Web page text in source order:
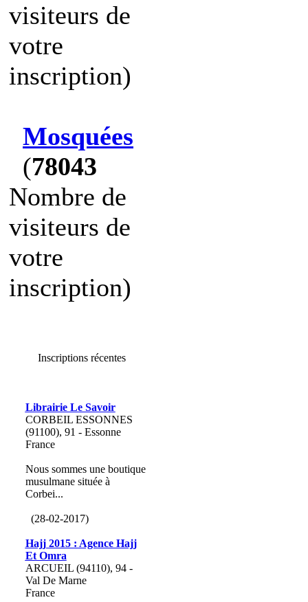
visiteurs de
votre
inscription)
Mosquées
(78043
Nombre de
visiteurs de
votre
inscription)
Inscriptions récentes
Librairie Le Savoir
CORBEIL ESSONNES
(91100), 91 - Essonne
France
Nous sommes une boutique
musulmane située à
Corbei...
(28-02-2017)
Hajj 2015 : Agence Hajj
Et Omra
ARCUEIL (94110), 94 -
Val De Marne
France